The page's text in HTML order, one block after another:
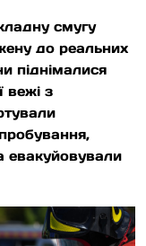
смугу
до реальних
піднімалися
вежі з
евакуйовували